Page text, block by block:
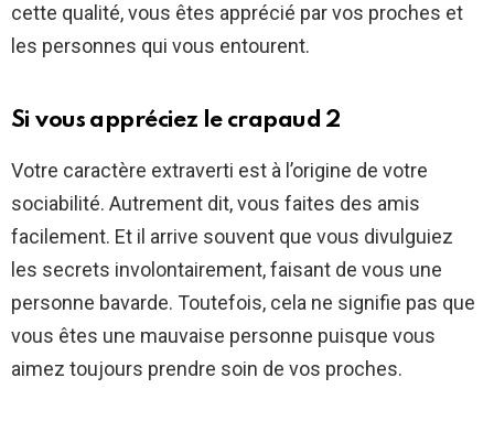
cette qualité, vous êtes apprécié par vos proches et
les personnes qui vous entourent.
Si vous appréciez le crapaud 2
Votre caractère extraverti est à l’origine de votre
sociabilité. Autrement dit, vous faites des amis
facilement. Et il arrive souvent que vous divulguiez
les secrets involontairement, faisant de vous une
personne bavarde. Toutefois, cela ne signifie pas que
vous êtes une mauvaise personne puisque vous
aimez toujours prendre soin de vos proches.